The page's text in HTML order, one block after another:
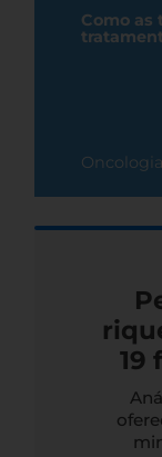
Como as
Oncologia
19